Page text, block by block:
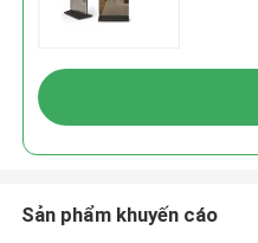
Sản phẩm khuyến cáo